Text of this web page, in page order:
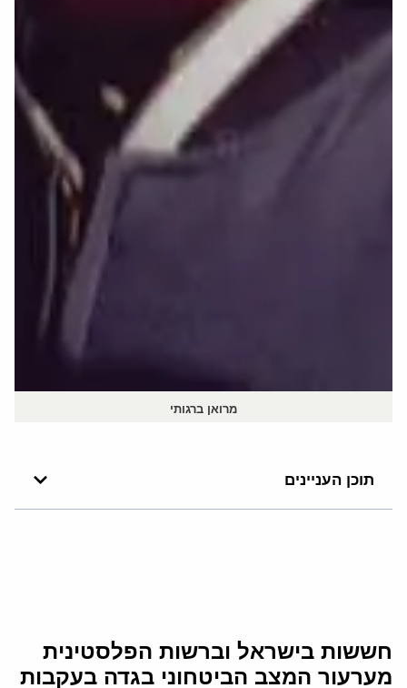
מרואן ברגותי
תוכן העניינים
חששות בישראל וברשות הפלסטינית
מערעור המצב הביטחוני בגדה בעקבות